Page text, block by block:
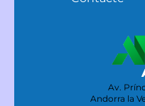
Av.
Andorra la